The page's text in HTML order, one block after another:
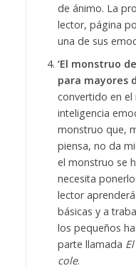
de ánimo. La
lector, página
una de sus
‘El monstruo
para mayores
convertido en el
inteligencia
monstruo que,
piensa, no da
el monstruo se
necesita
lector
básicas y a
los pequeños
parte llamada
cole.